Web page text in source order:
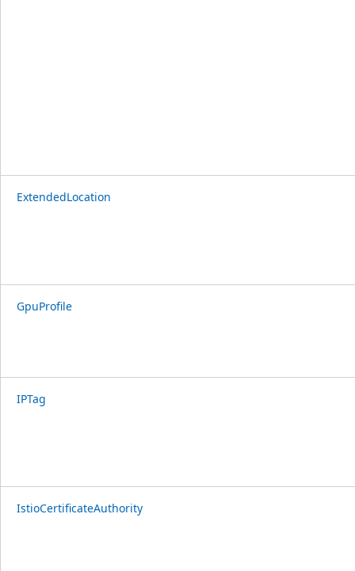
ExtendedLocation
GpuProfile
IPTag
IstioCertificateAuthority